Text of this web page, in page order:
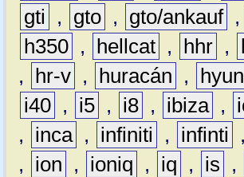
gti
, gto , gto/ankauf ,
h350 , hellcat , hhr ,
,
hr-v , huracán ,
i40 , i5 , i8 , ibiza ,
,
inca , infiniti , infinti ,
,
ion , ioniq , iq , is ,